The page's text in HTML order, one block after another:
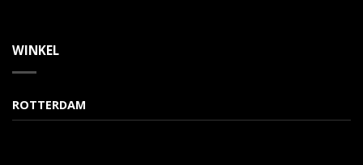
WINKEL
ROTTERDAM